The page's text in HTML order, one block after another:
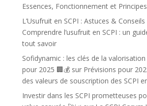
Essences, Fonctionnement et
L’Usufruit en SCPI : Astuces &
Comprendre l’usufruit en SCPI : un
tout savoir
Sofidynamic : les clés de la
pour 2025 🏢💰sur Prévisions pour
des valeurs de souscription des SCPI
Investir dans les SCPI prometteuses